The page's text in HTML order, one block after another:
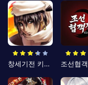
창세기전 키우기